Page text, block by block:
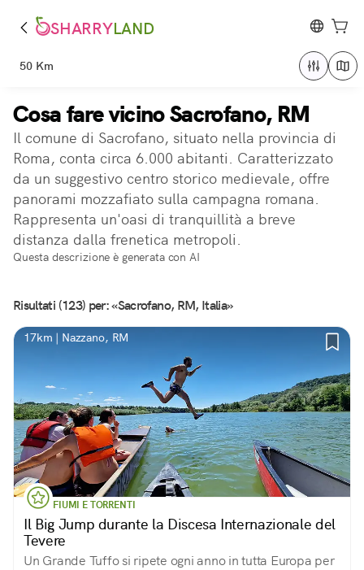
SHARRYLAND
50 Km
Cosa fare vicino Sacrofano, RM
Il comune di Sacrofano, situato nella provincia di
Roma, conta circa 6.000 abitanti. Caratterizzato
da un suggestivo centro storico medievale, offre
panorami mozzafiato sulla campagna romana.
Rappresenta un'oasi di tranquillità a breve
distanza dalla frenetica metropoli.
Questa descrizione è generata con AI
Risultati (123) per: «Sacrofano, RM, Italia»
17km | Nazzano, RM
FIUMI E TORRENTI
Il Big Jump durante la Discesa Internazionale del
Tevere
Un Grande Tuffo si ripete ogni anno in tutta Europa per